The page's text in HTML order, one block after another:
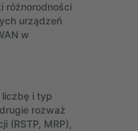
różnorodności
urządzeń
w
i typ
rozważ
(RSTP, MRP),